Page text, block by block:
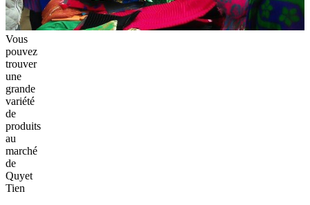
Vous
pouvez
trouver
une
grande
variété
de
produits
au
marché
de
Quyet
Tien